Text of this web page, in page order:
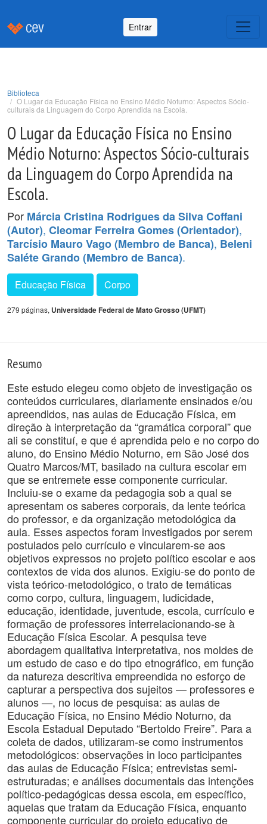
Entrar
Biblioteca
O Lugar da Educação Física no Ensino Médio Noturno: Aspectos Sócio-
culturais da Linguagem do Corpo Aprendida na Escola.
O Lugar da Educação Física no Ensino
Médio Noturno: Aspectos Sócio-culturais
da Linguagem do Corpo Aprendida na
Escola.
Por Márcia Cristina Rodrigues da Silva Coffani
(Autor), Cleomar Ferreira Gomes (Orientador),
Tarcísio Mauro Vago (Membro de Banca), Beleni
Saléte Grando (Membro de Banca).
Educação Física Corpo
279 páginas, Universidade Federal de Mato Grosso (UFMT)
Resumo
Este estudo elegeu como objeto de investigação os
conteúdos curriculares, diariamente ensinados e/ou
apreendidos, nas aulas de Educação Física, em
direção à interpretação da “gramática corporal” que
ali se constituí, e que é aprendida pelo e no corpo do
aluno, do Ensino Médio Noturno, em São José dos
Quatro Marcos/MT, basilado na cultura escolar em
que se entremete esse componente curricular.
Incluiu-se o exame da pedagogia sob a qual se
apresentam os saberes corporais, da lente teórica
do professor, e da organização metodológica da
aula. Esses aspectos foram investigados por serem
postulados pelo currículo e vincularem-se aos
objetivos expressos no projeto político escolar e aos
contextos de vida dos alunos. Exigiu-se do ponto de
vista teórico-metodológico, o trato de temáticas
como corpo, cultura, linguagem, ludicidade,
educação, identidade, juventude, escola, currículo e
formação de professores interrelacionando-se à
Educação Física Escolar. A pesquisa teve
abordagem qualitativa interpretativa, nos moldes de
um estudo de caso e do tipo etnográfico, em função
da natureza descritiva empreendida no esforço de
capturar a perspectiva dos sujeitos — professores e
alunos —, no locus de pesquisa: as aulas de
Educação Física, no Ensino Médio Noturno, da
Escola Estadual Deputado “Bertoldo Freire”. Para a
coleta de dados, utilizaram-se como instrumentos
metodológicos: observações in loco participantes
das aulas de Educação Física; entrevistas semi-
estruturadas; e análises documentais das intenções
político-pedagógicas dessa escola, em específico,
aquelas que tratam da Educação Física, enquanto
componente curricular do projeto educativo de